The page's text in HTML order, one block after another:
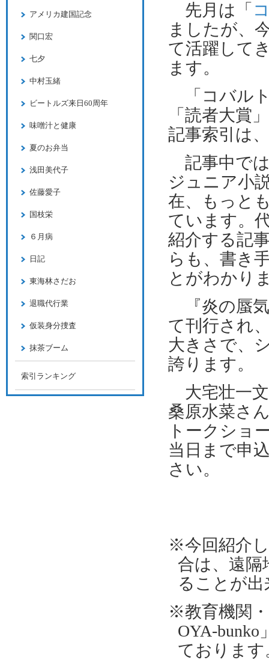
先月は「
ましたが、
て活躍して
ます。
「コバル
「読者大賞
記事索引は
記事中で
ジュニア小
在、もっと
ています。
紹介する記
らも、書き
とがわかり
『炎の蜃
て刊行され
大きさで、
誇ります。
大宅壮一
桑原水菜さ
トークショ
当日まで申
さい。
※今回紹介
合は、遠隔
ることが
※教育機関
OYA-bunko
ております
アメリカ建国記念
関口宏
七夕
中村玉緒
ビートルズ来日60周年
味噌汁と健康
夏のお弁当
浅田美代子
佐藤愛子
国枝栄
６月病
日記
東海林さだお
退職代行業
仮装身分捜査
抹茶ブーム
索引ランキング